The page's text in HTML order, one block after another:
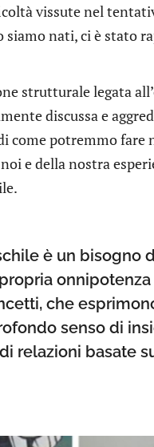
vissute nel
siamo nati, ci è stato
strutturale legata
discussa e
potremmo fare
e della nostra
è un bisogno
che
senso di
relazioni basate